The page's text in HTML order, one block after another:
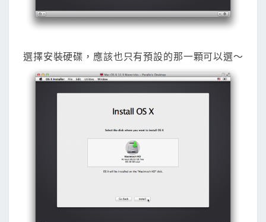
選擇安裝硬碟，應該也只有預設的那一顆可以選～